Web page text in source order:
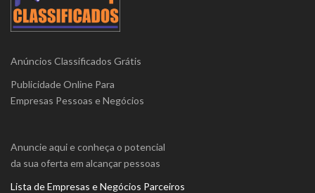
Anúncios Classificados Grátis
Publicidade Online Para
Empresas Pessoas e Negócios
Anuncie aqui e conheça o potencial
da sua oferta em alcançar pessoas
Lista de Empresas e Negócios Parceiros